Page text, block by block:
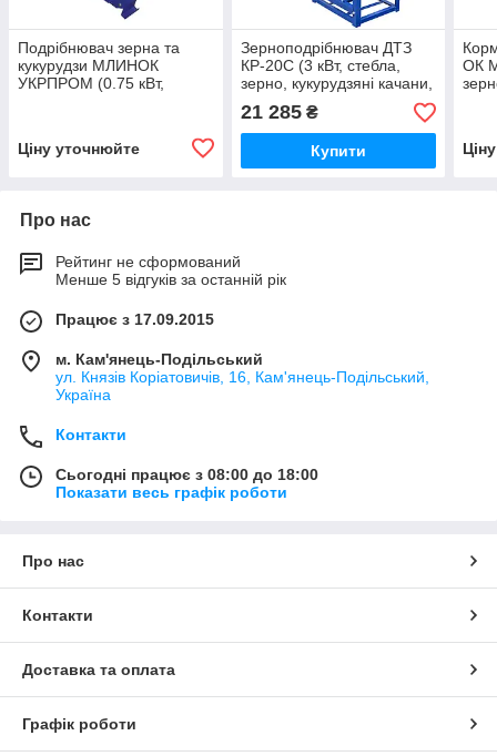
Подрібнювач зерна та
кукурудзи МЛИНОК
УКРПРОМ (0.75 кВт,
Ціну уточнюйте
Зерноподрібнювач ДТЗ
КР-20С (3 кВт, стебла,
зерно, кукурудзяні качани,
коренеплоди)
21 285₴
Купити
ОК
Про нас
Рейтинг не сформований
Менше 5 відгуків за останній рік
Працює з 17.09.2015
м. Кам'янець-Подільський
ул. Князів Коріатовичів, 16, Кам'янець-Подільський,
Україна
Контакти
Сьогодні працює з 08:00 до 18:00
Показати весь графік роботи
Про нас
Контакти
Доставка та оплата
Графік роботи